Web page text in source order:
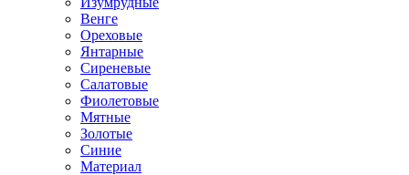
Венге
Ореховые
Янтарные
Сиреневые
Салатовые
Фиолетовые
Мятные
Золотые
Синие
Материал